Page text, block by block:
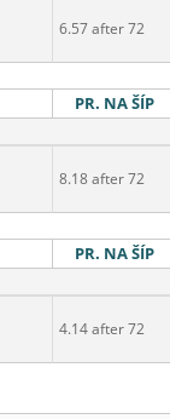
6.57 after 72
PR. NA ŠÍP
8.18 after 72
PR. NA ŠÍP
4.14 after 72